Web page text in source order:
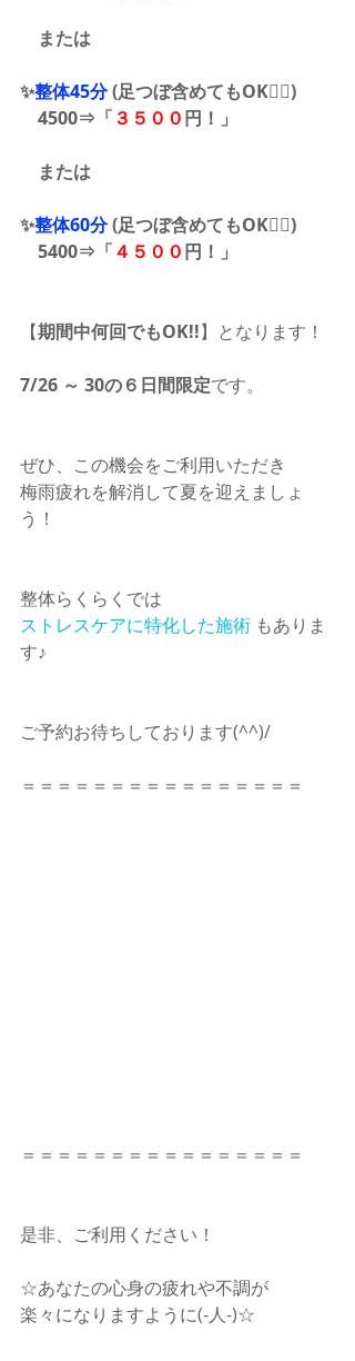
または
✨整体45分 (足つぼ含めてもOK🙆‍♂️)
    4500⇒「
３５００円！」
または
✨整体60分 (足つぼ含めてもOK🙆‍♂️)
    5400⇒「
４５００円！」
【期間中何回でもOK!!】となります！
7/26 ～ 30の６日間限定です。
ぜひ、この機会をご利用いただき
梅雨疲れを解消して夏を迎えましょ
う！
整体らくらくでは
ストレスケアに特化した施術 もありま
す♪
ご予約お待ちしております(^^)/
＝＝＝＝＝＝＝＝＝＝＝＝＝＝＝＝
＝＝＝＝＝＝＝＝＝＝＝＝＝＝＝＝
是非、ご利用ください！
☆あなたの心身の疲れや不調が
楽々になりますように(-人-)☆